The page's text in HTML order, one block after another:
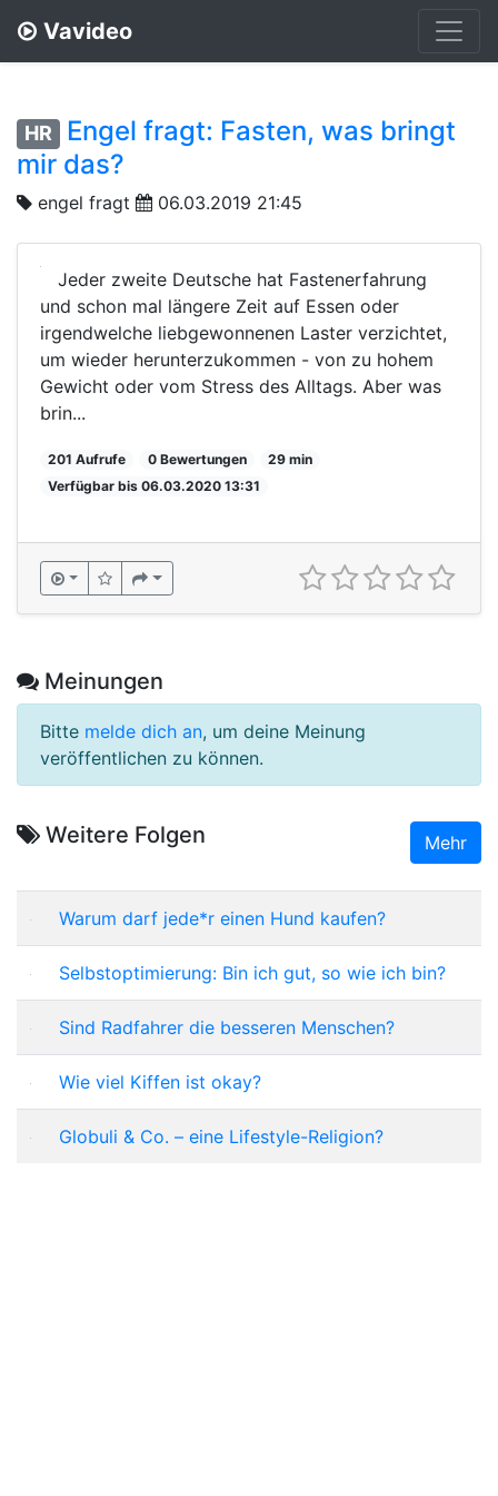
Vavideo
HR
Engel fragt: Fasten, was bringt
mir das?
engel fragt 06.03.2019 21:45
Jeder zweite Deutsche hat Fastenerfahrung
und schon mal längere Zeit auf Essen oder
irgendwelche liebgewonnenen Laster verzichtet,
um wieder herunterzukommen - von zu hohem
Gewicht oder vom Stress des Alltags. Aber was
brin...
201 Aufrufe 0 Bewertungen
29 min
Verfügbar bis 06.03.2020 13:31
Meinungen
Bitte melde dich an, um deine Meinung
veröffentlichen zu können.
Weitere Folgen Mehr
Warum darf jede*r einen Hund kaufen?
Selbstoptimierung: Bin ich gut, so wie ich bin?
Sind Radfahrer die besseren Menschen?
Wie viel Kiffen ist okay?
Globuli & Co. – eine Lifestyle-Religion?